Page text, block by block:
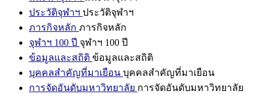
ประวัติจุฬาฯ ประวัติจุฬาฯ
ภารกิจหลัก ภารกิจหลัก
จุฬาฯ 100 ปี จุฬาฯ 100 ปี
ข้อมูลและสถิติ ข้อมูลและสถิติ
บุคคลสำคัญที่มาเยือน บุคคลสำคัญที่มาเยือน
การจัดอันดับมหาวิทยาลัย การจัดอันดับมหาวิทยาลัย